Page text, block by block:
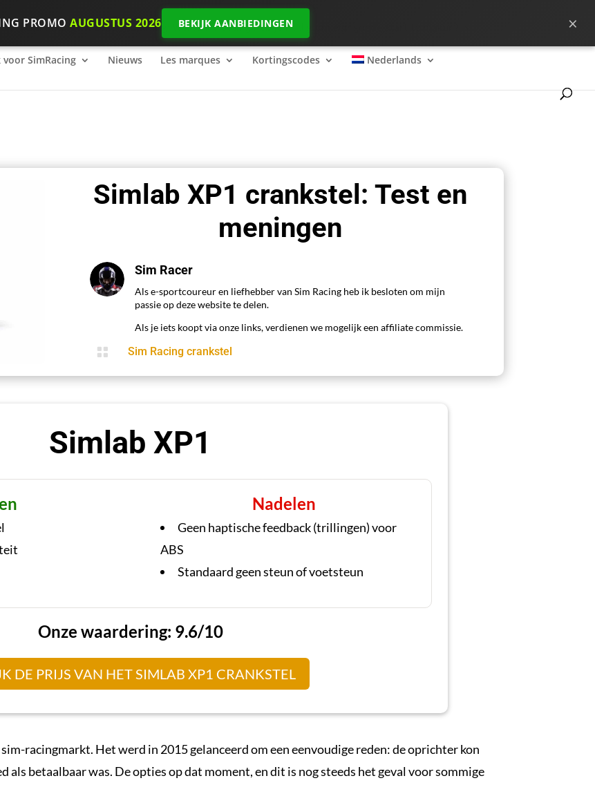
PROMOAUGUSTUS 2026 BEKIJK AANBIEDINGEN ×
voor SimRacing 2026 SimRacing: Welke uitrusting heb je nodig om een goede start te maken?
SimRacing Nieuws Les marques Kortingscodes Nederlands
Simlab XP1 crankstel: Test en
meningen
Sim Racer
Als e-sportcoureur en liefhebber van Sim Racing heb ik besloten om mijn
passie op deze website te delen.
Als je iets koopt via onze links, verdienen we mogelijk een affiliate commissie.
 Sim Racing crankstel
Simlab XP1
Nadelen
Geen haptische feedback (trillingen) voor
ABS
Standaard geen steun of voetsteun
Onze waardering: 9.6/10
DE PRIJS VAN HET SIMLAB XP1 CRANKSTEL
sim-racingmarkt. Het werd in 2015 gelanceerd om een eenvoudige reden: de oprichter kon
als betaalbaar was. De opties op dat moment, en dit is nog steeds het geval voor sommige